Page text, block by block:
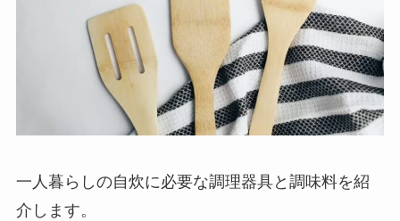
一人暮らしの自炊に必要な調理器具と調味料を紹
介します。